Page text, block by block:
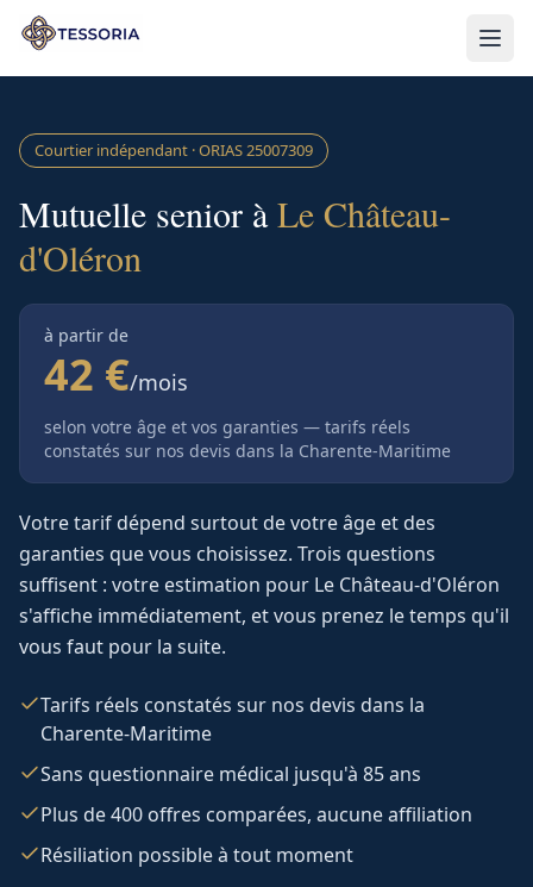
Aller au contenu principal
Courtier indépendant · ORIAS25007309
Mutuelle senior àLe Château-
d'Oléron
à partir de
42 €/mois
selon votre âge et vos garanties — tarifs réels
constatés sur nos devis dans la Charente-Maritime
Votre tarif dépend surtout de votre âge et des
garanties que vous choisissez. Trois questions
suffisent : votre estimation pour Le Château-d'Oléron
s'affiche immédiatement, et vous prenez le temps qu'il
vous faut pour la suite.
Tarifs réels constatés sur nos devis dans la
Charente-Maritime
Sans questionnaire médical jusqu'à 85 ans
Plus de 400 offres comparées, aucune affiliation
Résiliation possible à tout moment